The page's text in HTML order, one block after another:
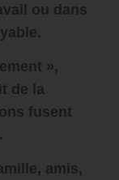
ou dans
»,
de la
fusent
amis,